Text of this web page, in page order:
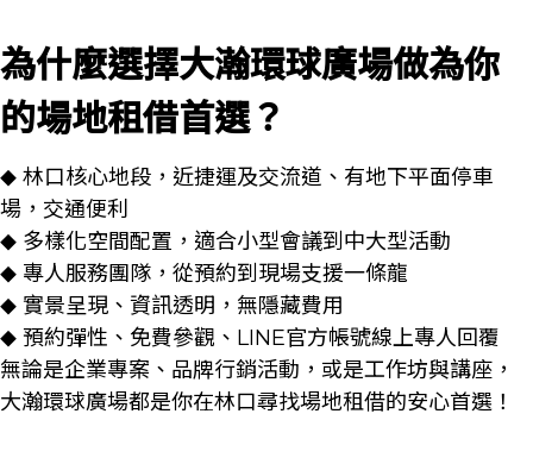
為什麼選擇大瀚環球廣場做為你
的場地租借首選？
◆ 林口核心地段，近捷運及交流道、有地下平面停車
場，交通便利
◆ 多樣化空間配置，適合小型會議到中大型活動
◆ 專人服務團隊，從預約到現場支援一條龍
◆ 實景呈現、資訊透明，無隱藏費用
◆ 預約彈性、免費參觀、LINE官方帳號線上專人回覆
無論是企業專案、品牌行銷活動，或是工作坊與講座，
大瀚環球廣場都是你在林口尋找場地租借的安心首選！